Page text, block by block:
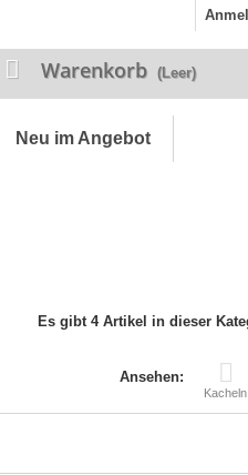
Warenkorb (Leer)
Neu im Angebot
Es gibt 4 Artikel in dieser
Ansehen:
Kacheln